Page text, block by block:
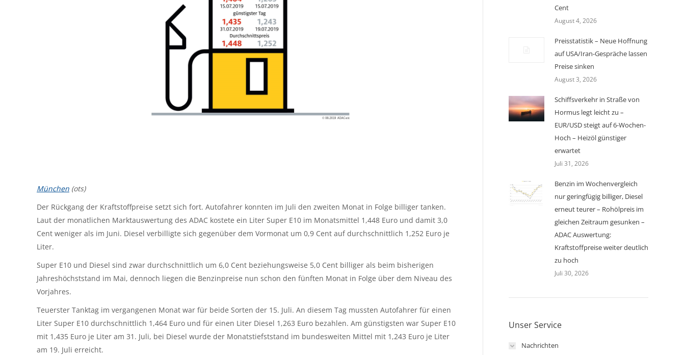
München (ots)
Der Rückgang der Kraftstoffpreise setzt sich fort. Autofahrer konnten im Juli den zweiten Monat in Folge billiger tanken.
Laut der monatlichen Marktauswertung des ADAC kostete ein Liter Super E10 im Monatsmittel 1,448 Euro und damit 3,0
Cent weniger als im Juni. Diesel verbilligte sich gegenüber dem Vormonat um 0,9 Cent auf durchschnittlich 1,252 Euro je
Liter.
Super E10 und Diesel sind zwar durchschnittlich um 6,0 Cent beziehungsweise 5,0 Cent billiger als beim bisherigen
Jahreshöchststand im Mai, dennoch liegen die Benzinpreise nun schon den fünften Monat in Folge über dem Niveau des
Vorjahres.
Teuerster Tanktag im vergangenen Monat war für beide Sorten der 15. Juli. An diesem Tag mussten Autofahrer für einen
Liter Super E10 durchschnittlich 1,464 Euro und für einen Liter Diesel 1,263 Euro bezahlen. Am günstigsten war Super E10
mit 1,435 Euro je Liter am 31. Juli, bei Diesel wurde der Monatstiefststand im bundesweiten Mittel mit 1,243 Euro je Liter
am 19. Juli erreicht.
Cent
August 4, 2026
Preisstatistik – Neue Hoffnung
auf USA/Iran-Gespräche lassen
Preise sinken
August 3, 2026
Schiffsverkehr in Straße von
Hormus legt leicht zu –
EUR/USD steigt auf 6-Wochen-
Hoch – Heizöl günstiger
erwartet
Juli 31, 2026
Benzin im Wochenvergleich
nur geringfügig billiger, Diesel
erneut teurer – Rohölpreis im
gleichen Zeitraum gesunken –
ADAC Auswertung:
Kraftstoffpreise weiter deutlich
zu hoch
Juli 30, 2026
Unser Service
Nachrichten